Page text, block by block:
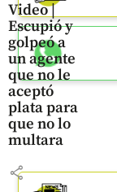
Video |
Escupió y
golpeó a
un agente
que no le
aceptó
plata para
que no lo
multara
share